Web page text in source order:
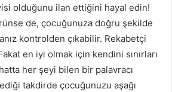
olduğunu ilan ettiğini hayal edin!
de, çocuğunuza doğru şekilde
kontrolden çıkabilir. Rekabetçi
en iyi olmak için kendini sınırları
her şeyi bilen bir palavracı
takdirde çocuğunuzu aşağı